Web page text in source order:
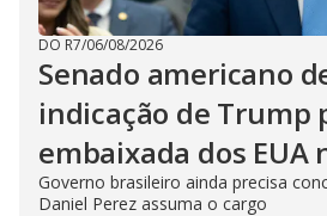
DO R7/06/08/2026
Senado americano
indicação de Trump
embaixada dos EUA
Governo brasileiro ainda precisa
Daniel Perez assuma o cargo